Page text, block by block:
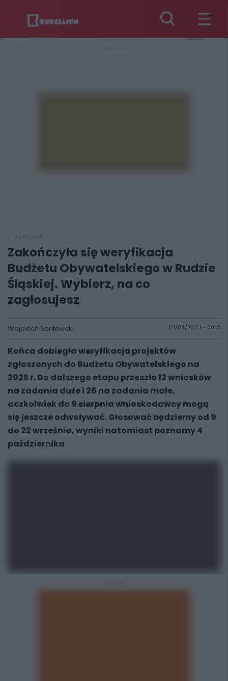
Zakończyła się weryfikacja
Budżetu Obywatelskiego w Rudzie
Śląskiej. Wybierz, na co
zagłosujesz
Wojciech Sontowski 04/08/2024 - 00:18
Końca dobiegła weryfikacja projektów
zgłoszonych do Budżetu Obywatelskiego na
2025 r. Do dalszego etapu przeszło 12 wniosków
na zadania duże i 26 na zadania małe,
aczkolwiek do 9 sierpnia wnioskodawcy mogą
się jeszcze odwoływać. Głosować będziemy od 9
do 22 września, wyniki natomiast poznamy 4
października